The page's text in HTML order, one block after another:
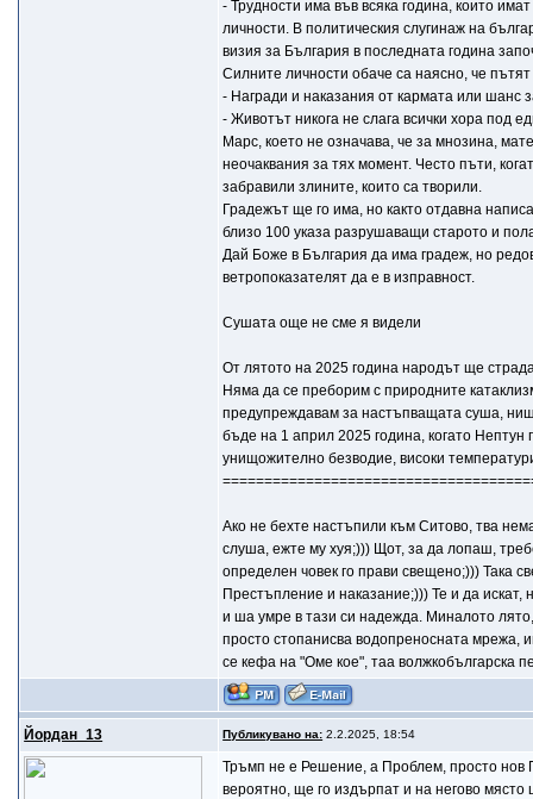
- Трудности има във всяка година, които
личности. В политическия слугинаж на
визия за България в последната година
Силните личности обаче са наясно, че
- Награди и наказания от кармата или шанс
- Животът никога не слага всички хора под
Марс, което не означава, че за мнозина,
неочаквания за тях момент. Често пъти,
забравили злините, които са творили.
Градежът ще го има, но както отдавна
близо 100 указа разрушаващи старото и
Дай Боже в България да има градеж, но
ветропоказателят да е в изправност.
Сушата още не сме я видели
От лятото на 2025 година народът ще
Няма да се преборим с природните
предупреждавам за настъпващата суша,
бъде на 1 април 2025 година, когато
унищожително безводие, високи
Ако не бехте настъпили към Ситово, тва
слуша, ежте му хуя;))) Щот, за да лопаш,
определен човек го прави свещено;))) Така
Престъпление и наказание;))) Те и да
и ша умре в тази си надежда. Миналото
просто стопанисва водопреносната мрежа,
се кефа на "Оме кое", таа волжкобългарска
Йордан_13 Публикувано на: 2.2.2025, 18:54
Тръмп не е Решение, а Проблем, просто нов
вероятно, ще го издърпат и на негово място